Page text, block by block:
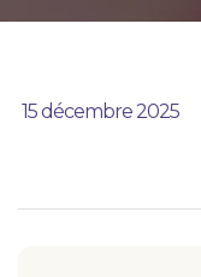
Nous vous
Nos produits en
Publié le
15 décembre 2025